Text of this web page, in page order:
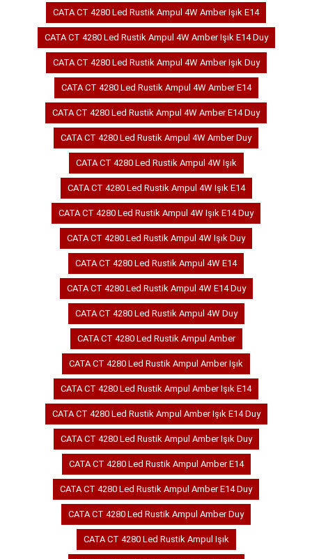
CATA CT 4280 Led Rustik Ampul 4W Amber Işık E14
CATA CT 4280 Led Rustik Ampul 4W Amber Işık E14 Duy
CATA CT 4280 Led Rustik Ampul 4W Amber Işık Duy
CATA CT 4280 Led Rustik Ampul 4W Amber E14
CATA CT 4280 Led Rustik Ampul 4W Amber E14 Duy
CATA CT 4280 Led Rustik Ampul 4W Amber Duy
CATA CT 4280 Led Rustik Ampul 4W Işık
CATA CT 4280 Led Rustik Ampul 4W Işık E14
CATA CT 4280 Led Rustik Ampul 4W Işık E14 Duy
CATA CT 4280 Led Rustik Ampul 4W Işık Duy
CATA CT 4280 Led Rustik Ampul 4W E14
CATA CT 4280 Led Rustik Ampul 4W E14 Duy
CATA CT 4280 Led Rustik Ampul 4W Duy
CATA CT 4280 Led Rustik Ampul Amber
CATA CT 4280 Led Rustik Ampul Amber Işık
CATA CT 4280 Led Rustik Ampul Amber Işık E14
CATA CT 4280 Led Rustik Ampul Amber Işık E14 Duy
CATA CT 4280 Led Rustik Ampul Amber Işık Duy
CATA CT 4280 Led Rustik Ampul Amber E14
CATA CT 4280 Led Rustik Ampul Amber E14 Duy
CATA CT 4280 Led Rustik Ampul Amber Duy
CATA CT 4280 Led Rustik Ampul Işık